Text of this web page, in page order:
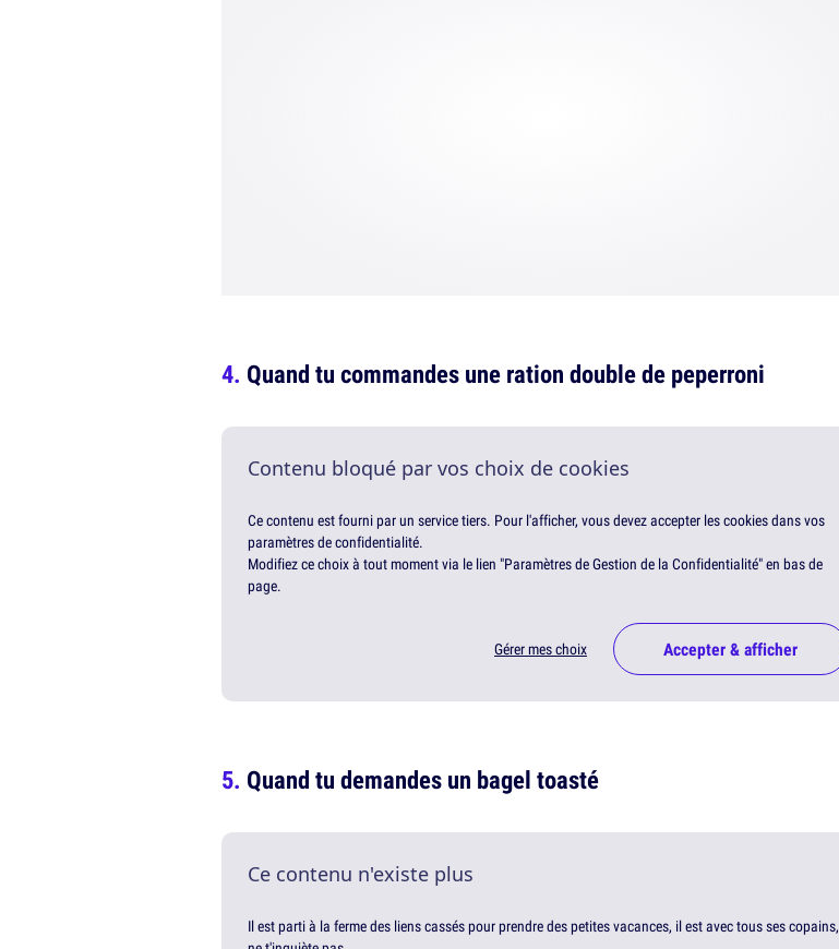
Quand tu commandes une ration double de peperroni
Contenu bloqué par vos choix de cookies
Ce contenu est fourni par un service tiers. Pour l'afficher, vous devez accepter les cookies dans vos
paramètres de confidentialité.
Modifiez ce choix à tout moment via le lien "Paramètres de Gestion de la Confidentialité" en bas de
page.
Gérer mes choix Accepter & afficher
Quand tu demandes un bagel toasté
Ce contenu n'existe plus
Il est parti à la ferme des liens cassés pour prendre des petites vacances, il est avec tous ses copains,